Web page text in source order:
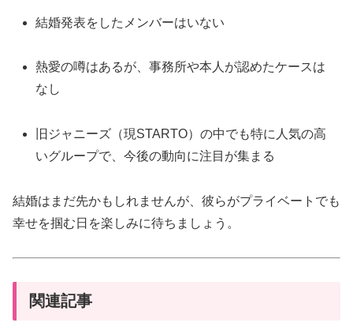
結婚発表をしたメンバーはいない
熱愛の噂はあるが、事務所や本人が認めたケースは
なし
旧ジャニーズ（現STARTO）の中でも特に人気の高
いグループで、今後の動向に注目が集まる
結婚はまだ先かもしれませんが、彼らがプライベートでも
幸せを掴む日を楽しみに待ちましょう。
関連記事